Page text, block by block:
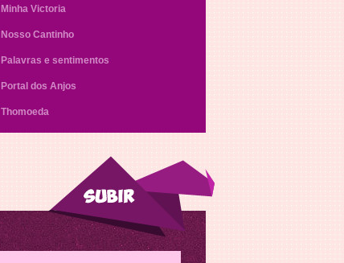
Minha Victoria
Nosso Cantinho
Palavras e sentimentos
Portal dos Anjos
Thomoeda